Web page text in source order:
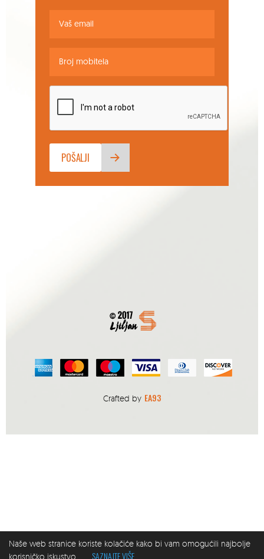
Naše web stranice koriste kolačiće kako bi vam omogućili najbolje
korisničko iskustvo.
SAZNAJTE VIŠE
Crafted by EA93